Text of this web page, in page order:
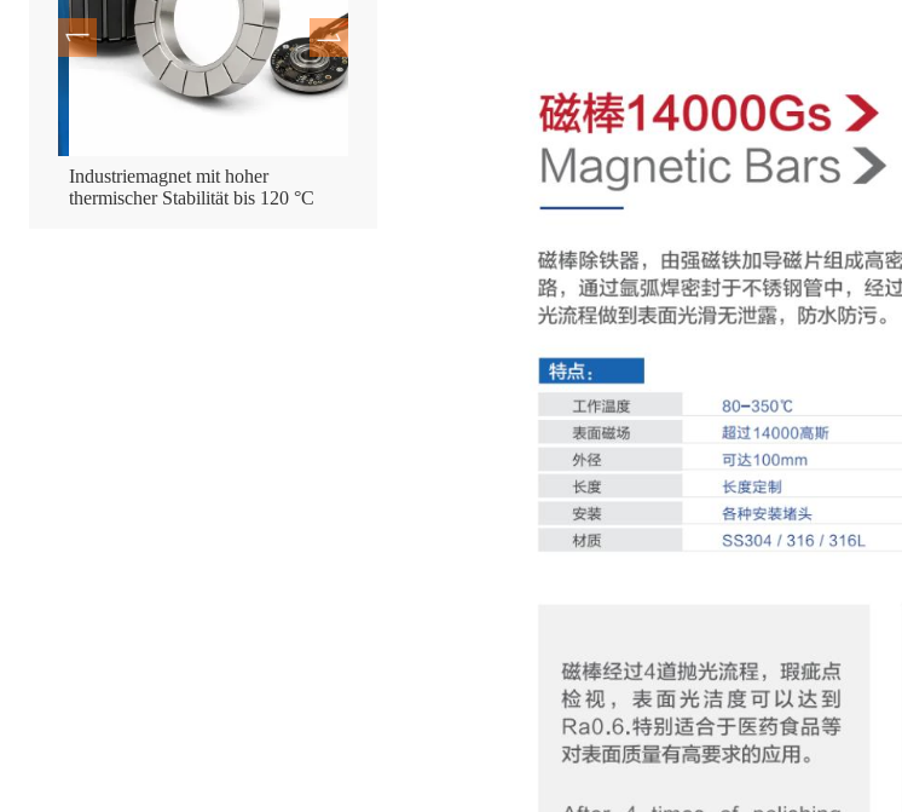
Industriemagnet mit hoher
thermischer Stabilität bis 120 °C
Hochleistungsfähiger, gummierter
Wasserdichter, gummierter Topf mit